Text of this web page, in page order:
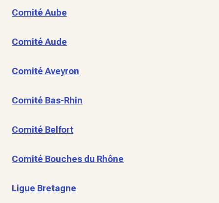
Comité Aube
Comité Aude
Comité Aveyron
Comité Bas-Rhin
Comité Belfort
Comité Bouches du Rhône
Ligue Bretagne